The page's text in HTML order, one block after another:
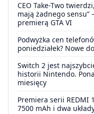
CEO Take-Two
mają żadnego sensu”
premierą GTA VI
Podwyżka cen
poniedziałek? Nowe
Switch 2 jest
historii Nintendo.
miesięcy
Premiera serii REDMI
7500 mAh i dwa